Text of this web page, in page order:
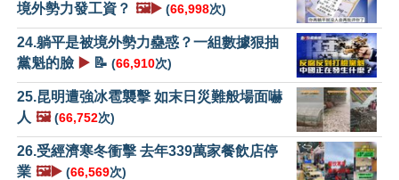
境外勢力發工資？ 🖼️▶️ (66,998次)
24.躺平是被境外勢力蠱惑？一組數據狠抽
黨魁的臉 ▶️ 📝 (66,910次)
25.昆明遭強冰雹襲擊 如末日災難般場面嚇
人 🖼️ (66,752次)
26.受經濟寒冬衝擊 去年339萬家餐飲店停
業 🖼️▶️ (66,569次)